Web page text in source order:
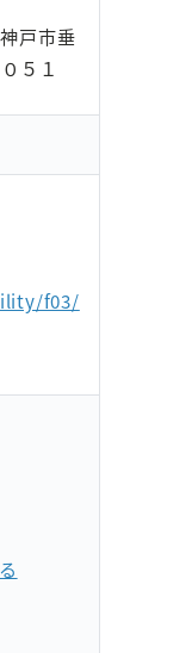
戸市垂
５１
f03/